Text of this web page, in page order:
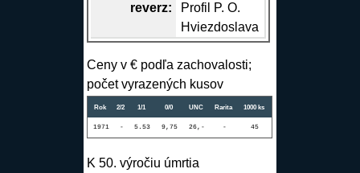
reverz:
Profil P. O.
Hviezdoslava
Ceny v € podľa zachovalosti;
počet vyrazených kusov
Rok 2/2 1/1 0/0 UNC Rarita 1000 ks
1971 - 5.53 9,75 26,- - 45
K 50. výročiu úmrtia